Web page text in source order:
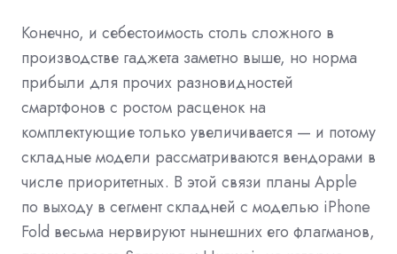
Конечно, и себестоимость столь сложного в
производстве гаджета заметно выше, но норма
прибыли для прочих разновидностей
смартфонов с ростом расценок на
комплектующие только увеличивается — и потому
складные модели рассматриваются вендорами в
числе приоритетных. В этой связи планы Apple
по выходу в сегмент складней с моделью iPhone
Fold весьма нервируют нынешних его флагманов,